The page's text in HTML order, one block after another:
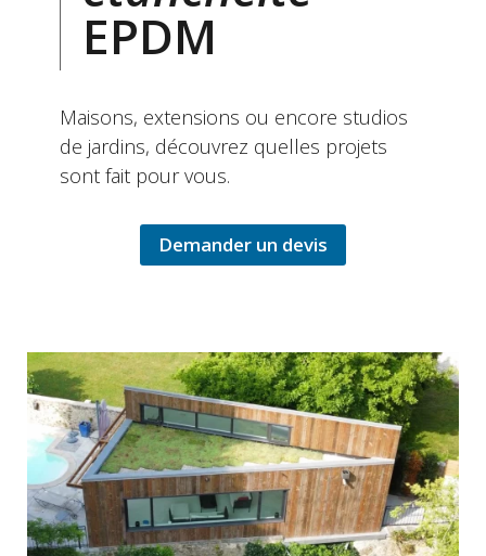
EPDM
Maisons, extensions ou encore studios
de jardins, découvrez quelles projets
sont fait pour vous.
Demander un devis